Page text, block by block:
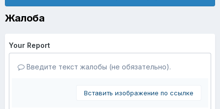
Жалоба
Your Report
Введите текст жалобы (не обязательно).
Вставить изображение по ссылке